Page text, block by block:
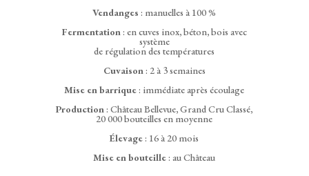
Vendanges : manuelles à 100 %
Fermentation: en cuves inox, béton, bois avec
système
de régulation des températures
Cuvaison: 2 à 3 semaines
Mise en barrique: immédiate après écoulage
Production: Château Bellevue, Grand Cru Classé,
20 000 bouteilles en moyenne
Élevage: 16 à 20 mois
Mise en bouteille: au Château